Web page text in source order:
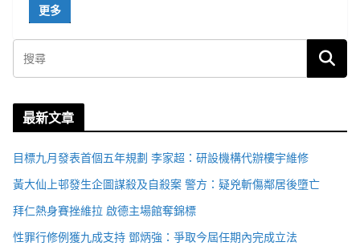
更多
最新文章
目標九月發表首個五年規劃 李家超：研設機構代辦樓宇維修
黃大仙上邨發生企圖謀殺及自殺案 警方：疑兇斬傷鄰居後墮亡
拜仁熱身賽挫維拉 啟德主場館奪錦標
性罪行修例獲九成支持 鄧炳強：爭取今屆任期內完成立法